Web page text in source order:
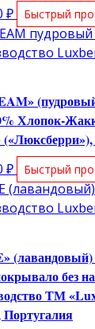
₽Текущая
цена:
13,000 ₽.
Быстрый
Хлопок-
₽Текущая
цена:
11,000 ₽.
Быстрый
(лавандовый)
без
ТМ